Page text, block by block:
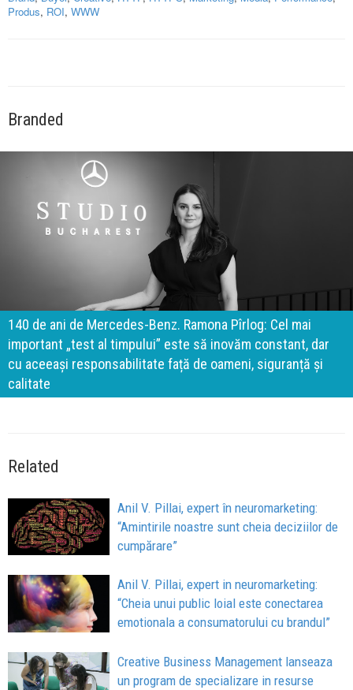
Produs, ROI, WWW
Branded
140 de ani de Mercedes-Benz. Ramona Pîrlog: Cel mai
important „test al timpului” este să inovăm constant, dar
cu aceeași responsabilitate față de oameni, siguranță și
calitate
Related
Anil V. Pillai, expert în neuromarketing:
“Amintirile noastre sunt cheia deciziilor de
cumpărare”
Anil V. Pillai, expert in neuromarketing:
“Cheia unui public loial este conectarea
emotionala a consumatorului cu brandul”
Creative Business Management lanseaza
un program de specializare in resurse